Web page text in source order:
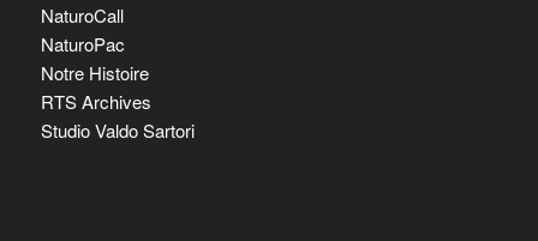
NaturoCall
NaturoPac
Notre Histoire
RTS Archives
Studio Valdo Sartori